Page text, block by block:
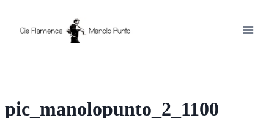
contenu
pic_manolopunto_2_1100